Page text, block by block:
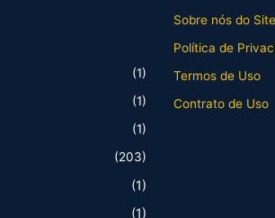
(1)
(1)
(1)
(203)
(1)
(1)
Sobre nós do
Política de
Termos de Uso
Contrato de Uso